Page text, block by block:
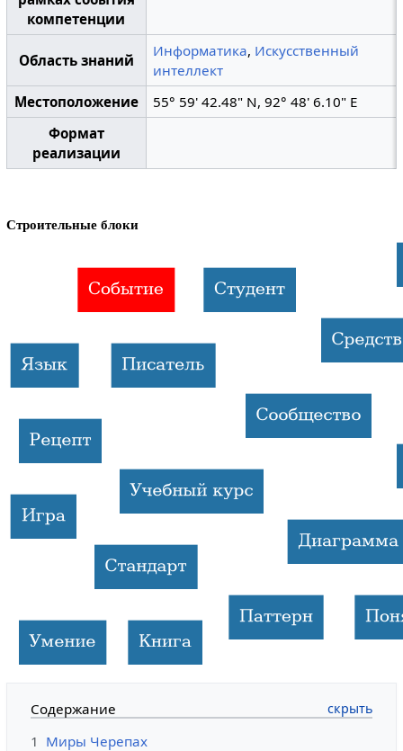
компетенции
Область знаний
Информатика, Искусственный
интеллект
Местоположение
55° 59' 42.48" N, 92° 48' 6.10" E
Формат
реализации
Строительные блоки
Содержание
1 Миры Черепах